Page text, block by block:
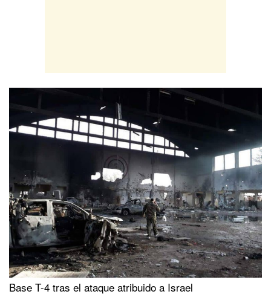
Base T-4 tras el ataque atribuido a Israel